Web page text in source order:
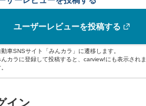
ユーザーレビューを投稿する
車SNSサイト「みんカラ」に遷移します。
んカラに登録して投稿すると、carview!にも表示されま
イン